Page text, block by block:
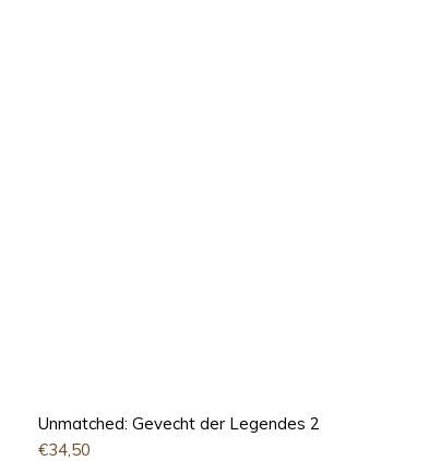
Unmatched: Gevecht der Legendes 2
€34,50